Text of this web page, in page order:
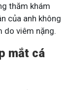
thăm khám
của anh không
do viêm nặng.
mắt cá